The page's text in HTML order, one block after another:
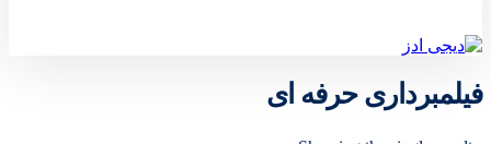
فیلمبرداری حرفه ای